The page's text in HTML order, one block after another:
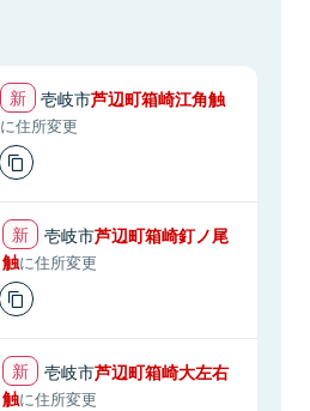
壱岐市芦辺町箱崎江角触
に住所変更
壱岐市芦辺町箱崎釘ノ尾
触に住所変更
壱岐市芦辺町箱崎大左右
触に住所変更